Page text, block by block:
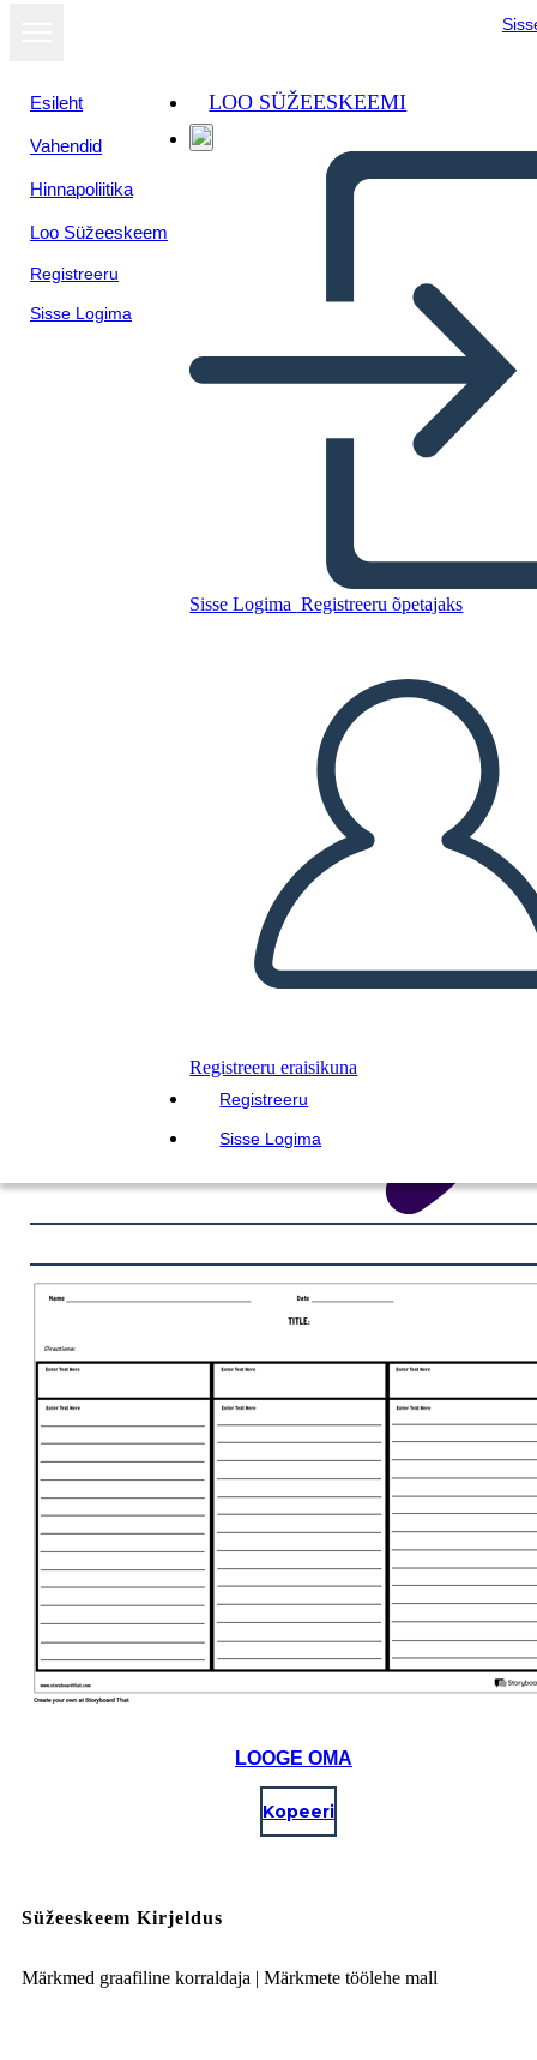
Esileht
Vahendid
Hinnapoliitika
Loo Süžeeskeem
Registreeru
Sisse Logima
LOO SÜŽEESKEEMI
Sisse Logima Registreeru õpetajaks
Registreeru eraisikuna
Registreeru
Sisse Logima
Kopeerige see süžeeskeemid
ESITA SLAIDIESITLUST
LOE MULLE
Kuva
slaidiseansina
LOOGE OMA
Kopeeri
Süžeeskeem Kirjeldus
Märkmed graafiline korraldaja | Märkmete töölehe mall